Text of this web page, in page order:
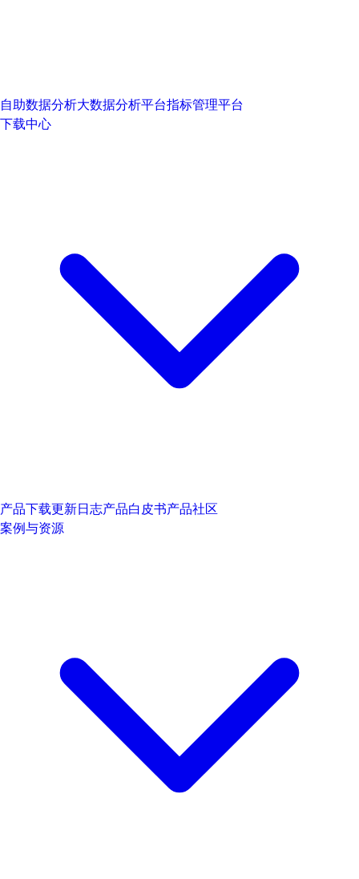
自助数据分析大数据分析平台指标管理平台
下载中心
产品下载更新日志产品白皮书产品社区
案例与资源